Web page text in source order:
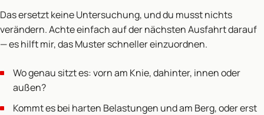
Das ersetzt keine Untersuchung, und du musst nichts
verändern. Achte einfach auf der nächsten Ausfahrt darauf
— es hilft mir, das Muster schneller einzuordnen.
Wo genau sitzt es: vorn am Knie, dahinter, innen oder
außen?
Kommt es bei harten Belastungen und am Berg, oder erst